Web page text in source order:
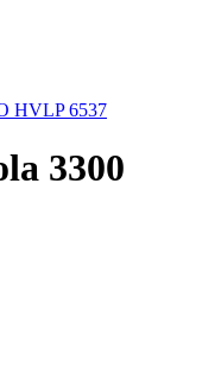
3300